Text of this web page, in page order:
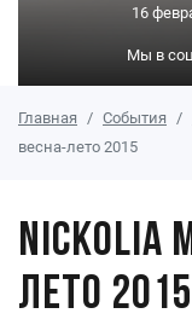
16
Мы в
Главная События
весна-лето 2015
Nickolia
лето 2015